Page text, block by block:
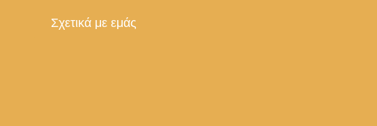
Σχετικά με εμάς